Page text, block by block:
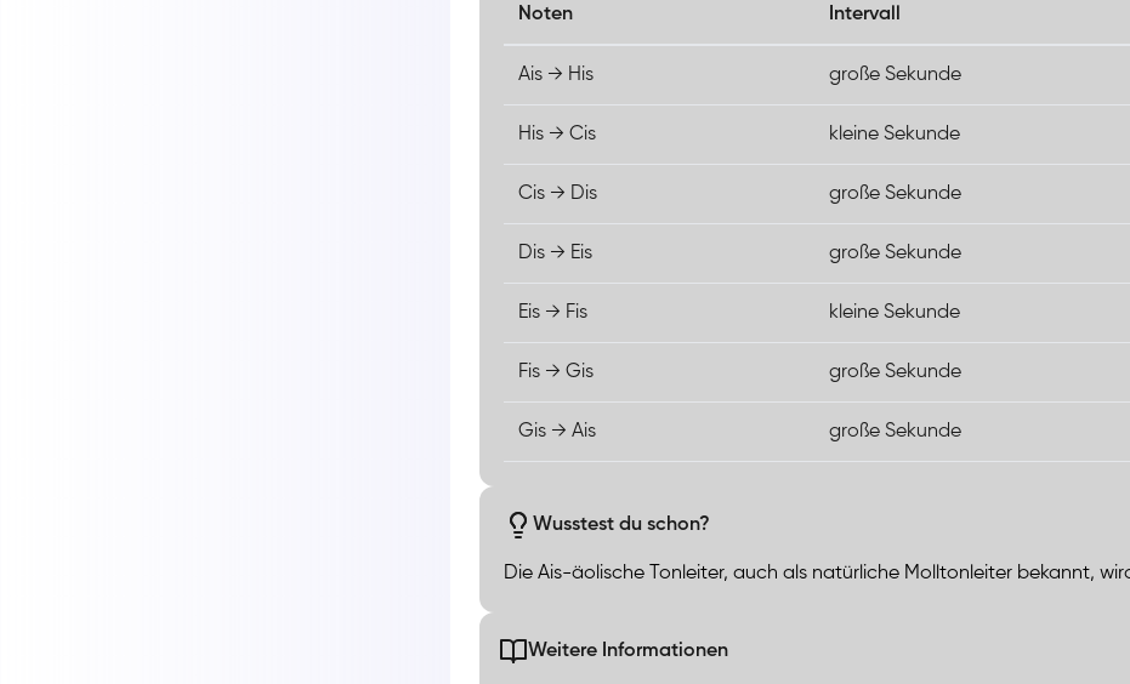
Noten Intervall
Ais → His große Sekunde
His → Cis kleine Sekunde
Cis → Dis große Sekunde
Dis → Eis große Sekunde
Eis → Fis kleine Sekunde
Fis → Gis große Sekunde
Gis → Ais große Sekunde
Wusstest du schon?
Die Ais-äolische Tonleiter, auch als natürliche Molltonleiter bekannt,
Weitere Informationen